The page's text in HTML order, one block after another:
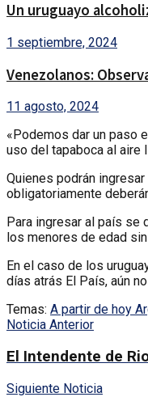
Un uruguayo
1 septiembre, 2024
Venezolanos:
11 agosto, 2024
«Podemos dar un paso
uso del tapaboca al aire
Quienes podrán
obligatoriamente
Para ingresar al país se
los menores de edad
En el caso de los
días atrás El País, aún
Temas: A partir de hoy
Noticia Anterior
El Intendente de
Siguiente Noticia